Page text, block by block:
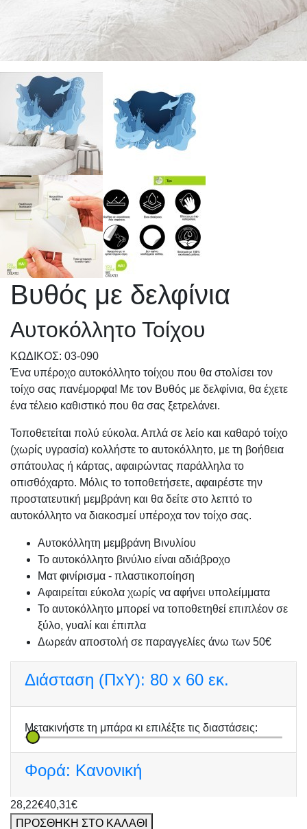
Βυθός με δελφίνια
Αυτοκόλλητο Τοίχου
KΩΔΙΚΟΣ: 03-090
Ένα υπέροχο αυτοκόλλητο τοίχου που θα στολίσει τον
τοίχο σας πανέμορφα! Με τον Βυθός με δελφίνια, θα έχετε
ένα τέλειο καθιστικό που θα σας ξετρελάνει.
Τοποθετείται πολύ εύκολα. Απλά σε λείο και καθαρό τοίχο
(χωρίς υγρασία) κολλήστε το αυτοκόλλητο, με τη βοήθεια
σπάτουλας ή κάρτας, αφαιρώντας παράλληλα το
οπισθόχαρτο. Μόλις το τοποθετήσετε, αφαιρέστε την
προστατευτική μεμβράνη και θα δείτε στο λεπτό το
αυτοκόλλητο να διακοσμεί υπέροχα τον τοίχο σας.
Αυτοκόλλητη μεμβράνη Βινυλίου
Το αυτοκόλλητο βινύλιο είναι αδιάβροχο
Ματ φινίρισμα - πλαστικοποίηση
Αφαιρείται εύκολα χωρίς να αφήνει υπολείμματα
Το αυτοκόλλητο μπορεί να τοποθετηθεί επιπλέον σε
ξύλο, γυαλί και έπιπλα
Δωρεάν αποστολή σε παραγγελίες άνω των 50€
Διάσταση (ΠxΥ): 80 x 60 εκ.
Μετακινήστε τη μπάρα κι επιλέξτε τις διαστάσεις:
Φορά: Κανονική
28,22€40,31€
ΠΡΟΣΘΗΚΗ ΣΤΟ ΚΑΛΑΘΙ